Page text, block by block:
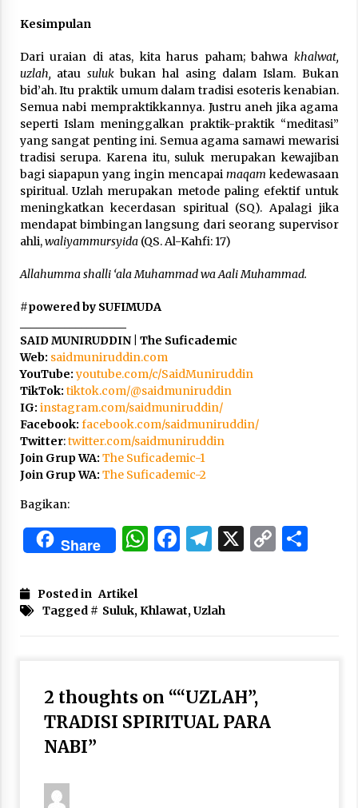
Kesimpulan
Dari uraian di atas, kita harus paham; bahwa khalwat,
uzlah, atau sulukbukan hal asing dalam Islam. Bukan
bid’ah. Itu praktik umum dalam tradisi esoteris kenabian.
Semua nabi mempraktikkannya. Justru aneh jika agama
seperti Islam meninggalkan praktik-praktik “meditasi”
yang sangat penting ini. Semua agama samawi mewarisi
tradisi serupa. Karena itu, suluk merupakan kewajiban
bagi siapapun yang ingin mencapai maqam kedewasaan
spiritual. Uzlah merupakan metode paling efektif untuk
meningkatkan kecerdasan spiritual (SQ). Apalagi jika
mendapat bimbingan langsung dari seorang supervisor
ahli,waliyammursyida (QS. Al-Kahfi: 17)
Allahumma shalli ‘ala Muhammad wa Aali Muhammad.
#powered by SUFIMUDA
SAID MUNIRUDDIN | The Suficademic
Web: saidmuniruddin.com
YouTube:youtube.com/c/SaidMuniruddin
TikTok: tiktok.com/@saidmuniruddin
IG: instagram.com/saidmuniruddin/
Facebook: facebook.com/saidmuniruddin/
Twitter:twitter.com/saidmuniruddin
Join Grup WA: The Suficademic-1
Join Grup WA: The Suficademic-2
Bagikan:
Share WhatsApp
Facebook
Telegram
X Copy
Posted in Artikel
Tagged # Suluk, Khlawat, Uzlah
2 thoughts on ““UZLAH”,
TRADISI SPIRITUAL PARA
NABI”